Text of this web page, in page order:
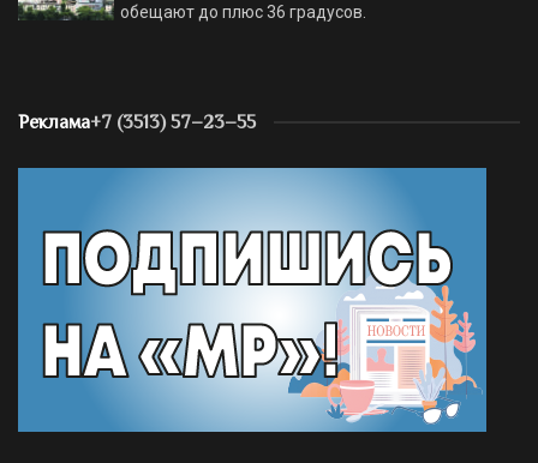
обещают до плюс 36 градусов.
Реклама+7 (3513) 57–23–55